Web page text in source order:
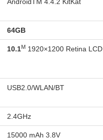
AndroidTM 4.4.2 KitKat
64GB
10.1M 1920×1200 Retina LCD
USB2.0/WLAN/BT
2.4GHz
15000 mAh 3.8V